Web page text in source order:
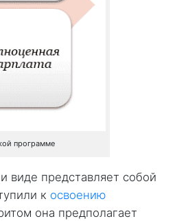
программе
виде представляет собой
к освоению
она предполагает